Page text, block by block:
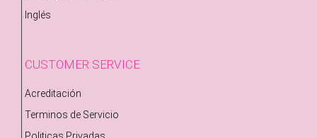
Inglés
CUSTOMER SERVICE
Acreditación
Terminos de Servicio